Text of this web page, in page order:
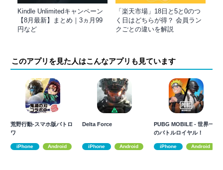
Kindle Unlimitedキャンペーン
【8月最新】まとめ｜3ヵ月99
円など
「楽天市場」18日と5と0のつ
く日はどちらが得？ 会員ラン
クごとの違いを解説
このアプリを見た人はこんなアプリも見ています
荒野行動-スマホ版バトロ
ワ
iPhone Android
Delta Force
iPhone Android
PUBG MOBILE - 世界一
のバトルロイヤル！
iPhone Android